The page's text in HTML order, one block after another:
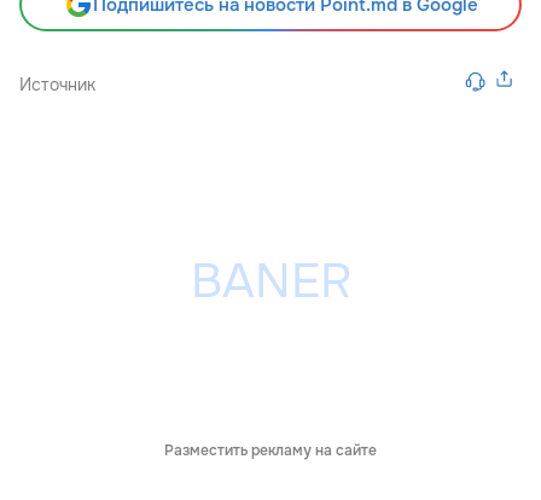
Подпишитесь на новости Point.md в Google
Источник
Разместить рекламу на сайте